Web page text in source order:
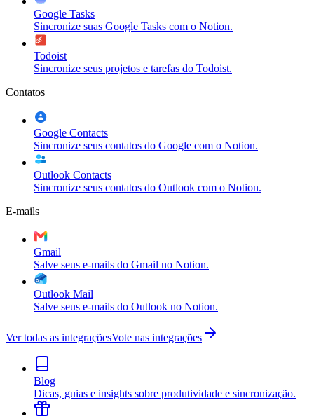
Google Tasks
Sincronize suas Google Tasks com o Notion.
Todoist
Sincronize seus projetos e tarefas do Todoist.
Contatos
Google Contacts
Sincronize seus contatos do Google com o Notion.
Outlook Contacts
Sincronize seus contatos do Outlook com o Notion.
E-mails
Gmail
Salve seus e-mails do Gmail no Notion.
Outlook Mail
Salve seus e-mails do Outlook no Notion.
Ver todas as integraçõesVote nas integrações
Blog
Dicas, guias e insights sobre produtividade e sincronização.